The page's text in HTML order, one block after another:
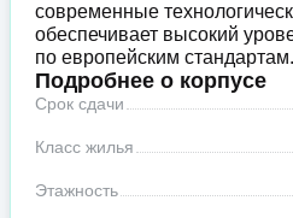
современные
обеспечивает высокий
по европейским стандартам.
Подробнее о корпусе
Срок сдачи
Класс жилья
Этажность